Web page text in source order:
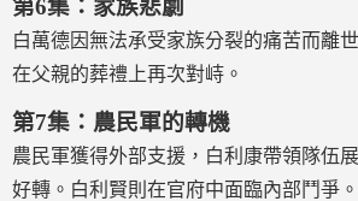
第6集：家族悲劇
白萬德因無法承受家族分裂的痛苦而離
在父親的葬禮上再次對峙。
第7集：農民軍的轉機
農民軍獲得外部支援，白利康帶領隊伍
好轉。白利賢則在官府中面臨內部鬥爭。